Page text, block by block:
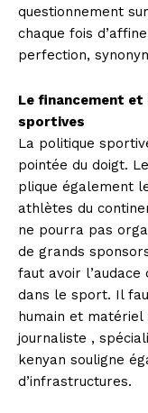
questionnement
chaque fois
perfection,
Le financement et
sportives
La politique
pointée du doigt.
plique également
athlètes du
ne pourra pas
de grands
faut avoir l’audace
dans le sport. Il
humain et matériel
journaliste ,
kenyan souligne
d’infrastructures.